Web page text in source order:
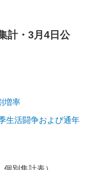
計・3月4日公
増率
生活闘争および通年